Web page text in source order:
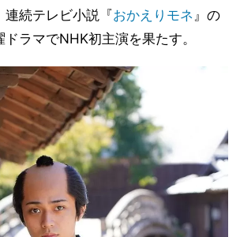
連続テレビ小説『おかえりモネ』の
ラマでNHK初主演を果たす。